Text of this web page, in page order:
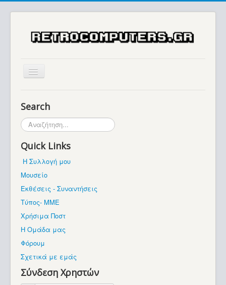
Μουσείο
Βρίσκεστε εδώ:
Search
Αναζήτηση...
Quick Links
Η Συλλογή μου
Μουσείο
Εκθέσεις - Συναντήσεις
Τύπος- ΜΜΕ
Χρήσιμα Ποστ
Η Ομάδα μας
Φόρουμ
Σχετικά με εμάς
Σύνδεση Χρηστών